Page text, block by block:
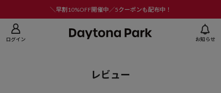
＼早割10%OFF開催中／5クーポンも配布中！
ログイン お知らせ
レビュー